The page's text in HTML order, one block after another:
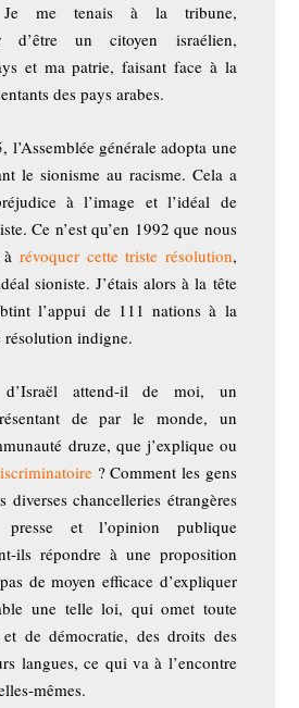
Je me tenais à la tribune,
d’être un citoyen israélien,
et ma patrie, faisant face à la
des pays arabes.
l’Assemblée générale adopta une
le sionisme au racisme. Cela a
à l’image et l’idéal de
Ce n’est qu’en 1992 que nous
révoquer cette triste résolution,
sioniste. J’étais alors à la tête
l’appui de 111 nations à la
résolution indigne.
d’Israël attend-il de moi, un
de par le monde, un
druze, que j’explique ou
? Comment les gens
diverses chancelleries étrangères
et l’opinion publique
ils répondre à une proposition
de moyen efficace d’expliquer
une telle loi, qui omet toute
de démocratie, des droits des
langues, ce qui va à l’encontre
mêmes.